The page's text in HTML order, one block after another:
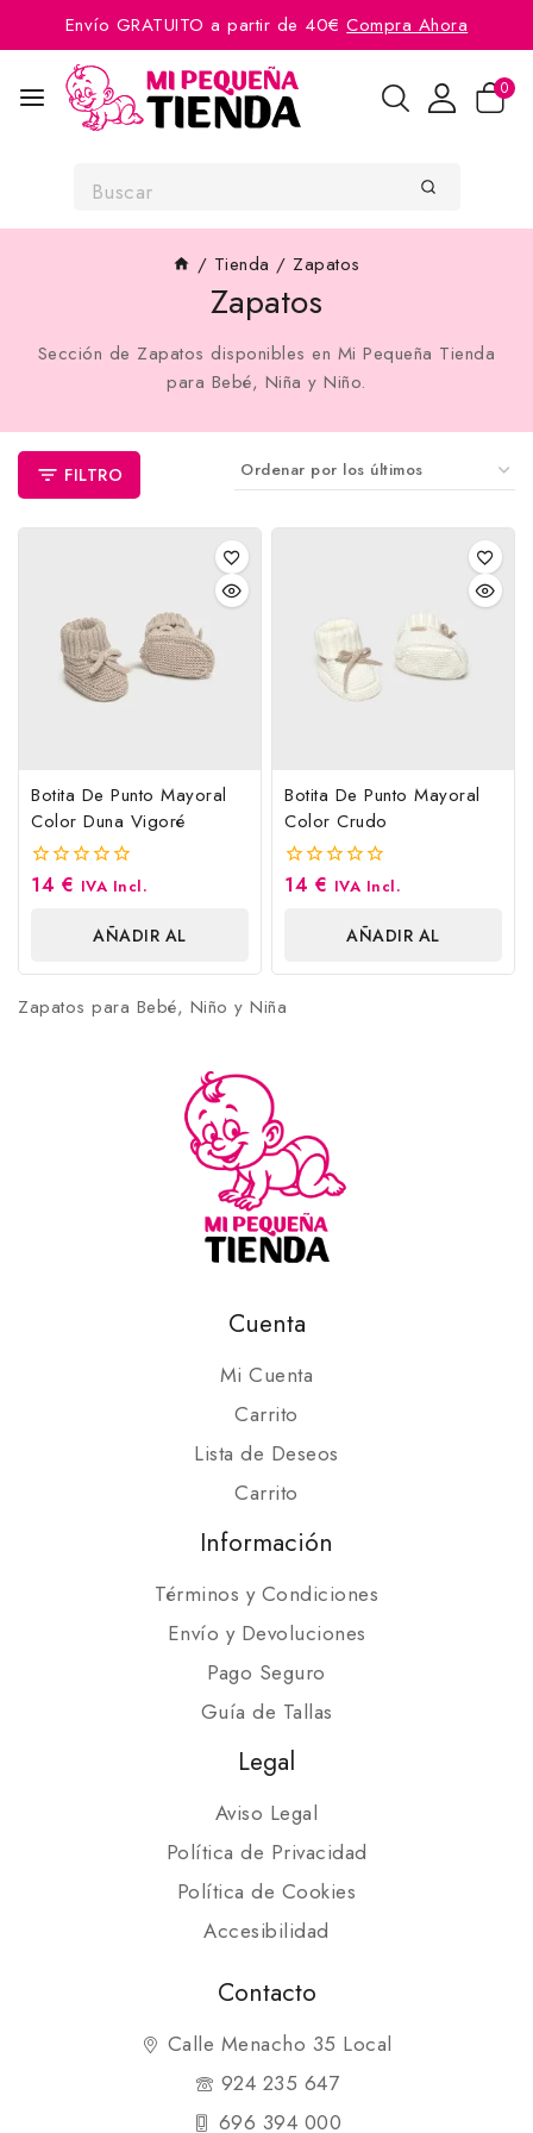
Envío GRATUITO a partir de 40€Compra Ahora
0
/ Tienda / Zapatos
Zapatos
Sección de Zapatos disponibles en Mi Pequeña Tienda
para Bebé, Niña y Niño.
FILTRO
Botita De Punto Mayoral
Color Duna Vigoré
0
14 € IVA Incl.
AÑADIR AL
CARRITO
Botita De Punto Mayoral
Color Crudo
0
14 € IVA Incl.
AÑADIR AL
CARRITO
Zapatos para Bebé, Niño y Niña
Cuenta
Mi Cuenta
Carrito
Lista de Deseos
Carrito
Información
Términos y Condiciones
Envío y Devoluciones
Pago Seguro
Guía de Tallas
Legal
Aviso Legal
Política de Privacidad
Política de Cookies
Accesibilidad
Contacto
Calle Menacho 35 Local
924 235 647
696 394 000